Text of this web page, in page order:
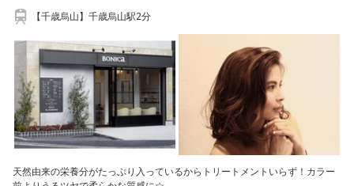
【千歳烏山】千歳烏山駅2分
天然由来の栄養分がたっぷり入っているからトリートメントいらず！カラー